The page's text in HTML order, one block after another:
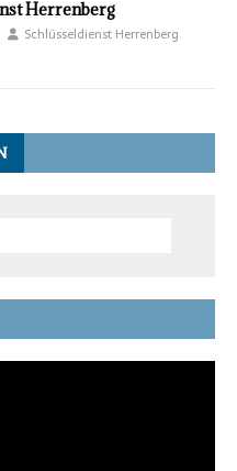
Herrenberg
Schlüsseldienst Herrenberg